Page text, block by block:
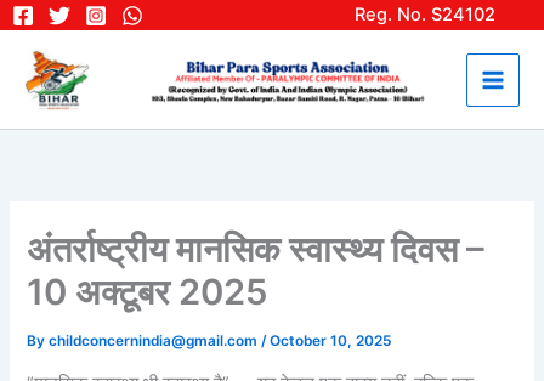
Skip
content
Reg. No. S24102
अंतर्राष्ट्रीय मानसिक स्वास्थ्य दिवस –
10 अक्टूबर 2025
Bychildconcernindia@gmail.com /October 10, 2025